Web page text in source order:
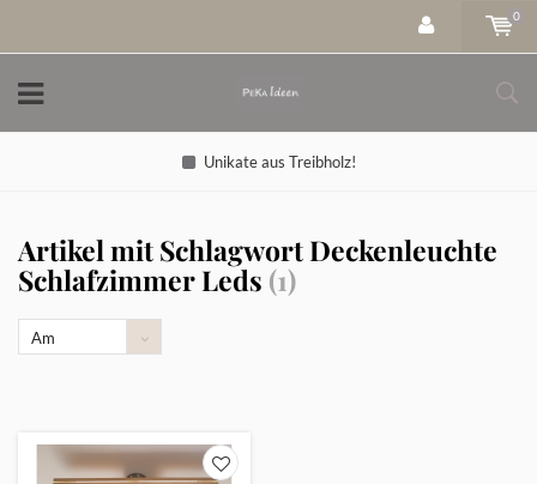
0
Unikate aus Treibholz!
Artikel mit Schlagwort Deckenleuchte
Schlafzimmer Leds (1)
Am